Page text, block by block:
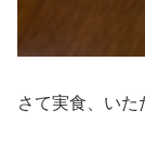
さて実食、いた